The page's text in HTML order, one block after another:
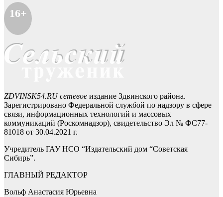
16+
ZDVINSK54.RU сетевое издание Здвинского района.
Зарегистрировано Федеральной службой по надзору в сфере
связи, информационных технологий и массовых
коммуникаций (Роскомнадзор), свидетельство Эл № ФС77-
81018 от 30.04.2021 г.
Учредитель ГАУ НСО “Издательский дом “Советская
Сибирь”.
ГЛАВНЫЙ РЕДАКТОР
Вольф Анастасия Юрьевна